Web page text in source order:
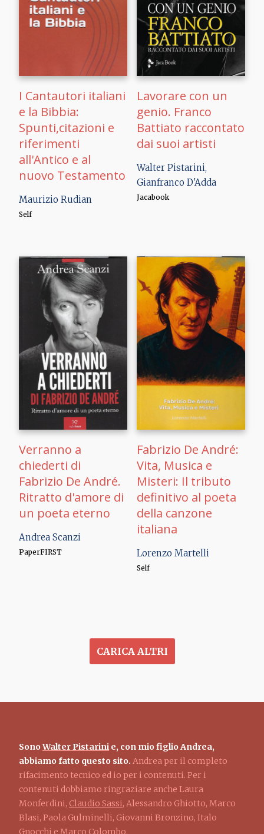
I Cantautori italiani
e la Bibbia:
Spunti,citazioni e
riferimenti
all'Antico e al
nuovo Testamento
Maurizio Rudian
Self
Lavorare con un
genio. Franco
Battiato raccontato
dai suoi artisti
Walter Pistarini,
Gianfranco D'Adda
Jacabook
Verranno a
chiederti di
Fabrizio De André.
Ritratto d'amore di
un poeta eterno
Andrea Scanzi
PaperFIRST
Fabrizio De André:
Vita, Musica e
Misteri: Il tributo
definitivo al poeta
della canzone
italiana
Lorenzo Martelli
Self
Paginazione
CARICA ALTRI
SonoWalter Pistarini e, con mio figlio Andrea,
abbiamo fatto questo sito. Andrea per il completo
rifacimento tecnico ed io per i contenuti. Per i
contenuti dobbiamo ringraziare anche Laura
Monferdini, Claudio Sassi, Alessandro Ghiotto, Marco
Blasi, Paola Gulminelli, Giovanni Bronzino, Italo
Gnocchi e Marco Colombo.